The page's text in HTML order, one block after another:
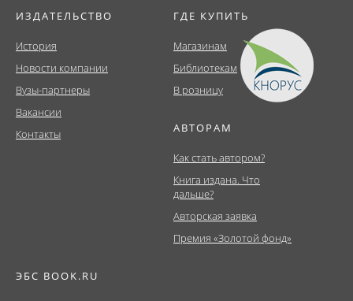
ИЗДАТЕЛЬСТВО
История
Новости компании
Вузы-партнеры
Вакансии
Контакты
ГДЕ КУПИТЬ
Магазинам
Библиотекам
В розницу
АВТОРАМ
Как стать автором?
Книга издана. Что
дальше?
Авторская заявка
Премия «Золотой фонд»
ЭБС BOOK.RU